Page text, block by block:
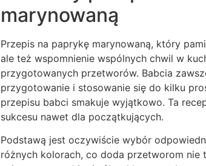
marynowaną
Przepis na paprykę marynowaną, który
ale też wspomnienie wspólnych chwil w
przygotowanych przetworów. Babcia
przygotowanie i stosowanie się do kilku
przepisu babci smakuje wyjątkowo. Ta
sukcesu nawet dla początkujących.
Podstawą jest oczywiście wybór
różnych kolorach, co doda przetworom nie